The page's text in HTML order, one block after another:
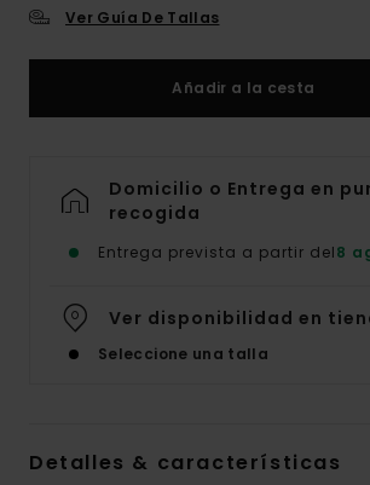
Ver Guía De Tallas
Añadir a la cesta
Domicilio o Entrega en
recogida
Entrega prevista a partir del8
Ver disponibilidad en
Seleccione una talla
Detalles & características